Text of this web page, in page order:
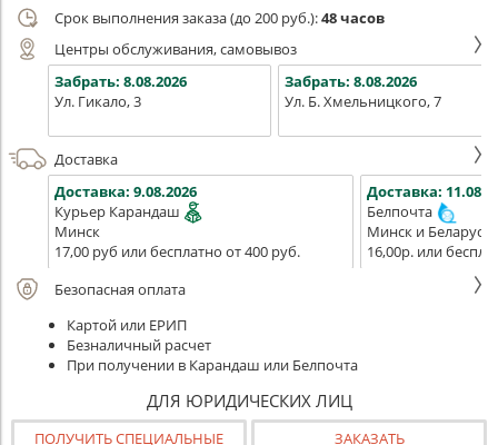
Срок выполнения заказа (до 200 руб.):48 часов
Центры обслуживания, самовывоз
Забрать: 8.08.2026
Ул. Гикало, 3
Забрать: 8.08.2026
Ул. Б. Хмельницкого, 7
Доставка
Доставка: 9.08.2026
Курьер Карандаш
Минск
17,00 руб или бесплатно от 400 руб.
Доставка:
Белпочта
Минск и Беларусь
16,00р. или
Безопасная оплата
Картой или ЕРИП
Безналичный расчет
При получении в Карандаш или Белпочта
ДЛЯ ЮРИДИЧЕСКИХ ЛИЦ
ПОЛУЧИТЬ СПЕЦИАЛЬНЫЕ ЗАКАЗАТЬ